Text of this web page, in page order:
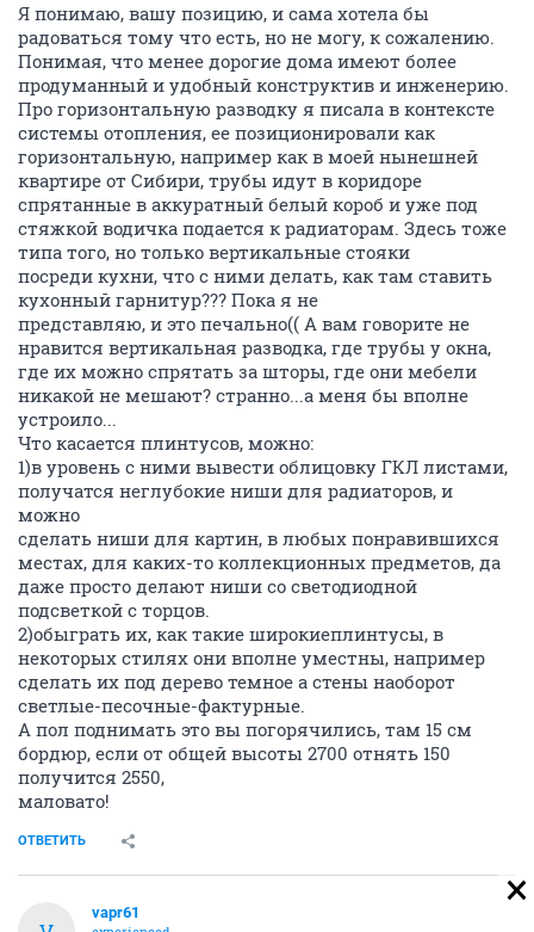
Я понимаю, вашу позицию, и сама хотела бы
радоваться тому что есть, но не могу, к сожалению.
Понимая, что менее дорогие дома имеют более
продуманный и удобный конструктив и инженерию.
Про горизонтальную разводку я писала в контексте
системы отопления, ее позиционировали как
горизонтальную, например как в моей нынешней
квартире от Сибири, трубы идут в коридоре
спрятанные в аккуратный белый короб и уже под
стяжкой водичка подается к радиаторам. Здесь тоже
типа того, но только вертикальные стояки
посреди кухни, что с ними делать, как там ставить
кухонный гарнитур??? Пока я не
представляю, и это печально(( А вам говорите не
нравится вертикальная разводка, где трубы у окна,
где их можно спрятать за шторы, где они мебели
никакой не мешают? странно...а меня бы вполне
устроило...
Что касается плинтусов, можно:
1)в уровень с ними вывести облицовку ГКЛ листами,
получатся неглубокие ниши для радиаторов, и
можно
сделать ниши для картин, в любых понравившихся
местах, для каких-то коллекционных предметов, да
даже просто делают ниши со светодиодной
подсветкой с торцов.
2)обыграть их, как такие широкиеплинтусы, в
некоторых стилях они вполне уместны, например
сделать их под дерево темное а стены наоборот
светлые-песочные-фактурные.
А пол поднимать это вы погорячились, там 15 см
бордюр, если от общей высоты 2700 отнять 150
получится 2550,
маловато!
ОТВЕТИТЬ
vapr61